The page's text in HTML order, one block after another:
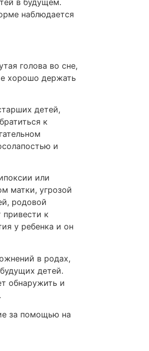
наблюдается
голова во сне,
хорошо держать
детей,
к
и
или
матки, угрозой
родовой
к
у ребенка и он
в родах,
детей.
обнаружить и
за помощью на